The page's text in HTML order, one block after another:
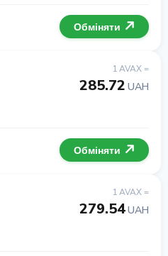
Обміняти
1 AVAX =
285.72 UAH
Обміняти
1 AVAX =
279.54UAH